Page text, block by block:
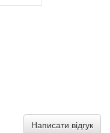
Написати відгук